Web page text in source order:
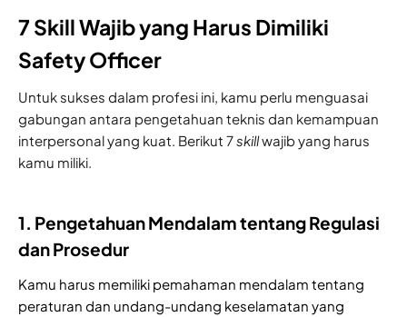
7 Skill Wajib yang Harus Dimiliki
Safety Officer
Untuk sukses dalam profesi ini, kamu perlu menguasai
gabungan antara pengetahuan teknis dan kemampuan
interpersonal yang kuat. Berikut 7skillwajib yang harus
kamu miliki.
1. Pengetahuan Mendalam tentang Regulasi
dan Prosedur
Kamu harus memiliki pemahaman mendalam tentang
peraturan dan undang-undang keselamatan yang